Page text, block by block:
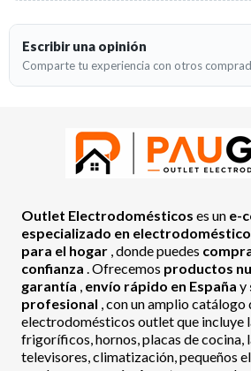
Escribir una opinión
Comparte tu experiencia con otros
Outlet Electrodomésticos es un e-
especializado en
para el hogar , donde puedes
confianza . Ofrecemos productos
garantía , envío rápido en España y
profesional , con un amplio catálogo
electrodomésticos outlet que incluye
frigoríficos, hornos, placas de cocina,
televisores, climatización, pequeños